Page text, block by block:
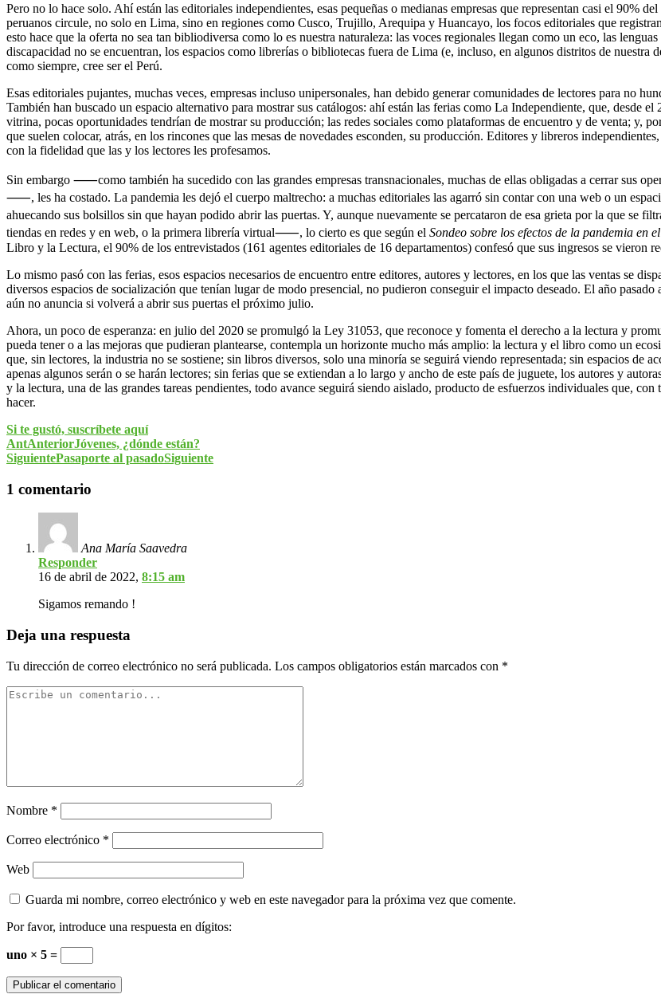
Pero no lo hace solo. Ahí están las editoriales independientes, esas pequeñas o medianas empresas que representan casi el 90%
peruanos circule, no solo en Lima, sino en regiones como Cusco, Trujillo, Arequipa y Huancayo, los focos editoriales que
esto hace que la oferta no sea tan bibliodiversa como lo es nuestra naturaleza: las voces regionales llegan como un eco, las
discapacidad no se encuentran, los espacios como librerías o bibliotecas fuera de Lima (e, incluso, en algunos distritos de nuestra
como siempre, cree ser el Perú.
Esas editoriales pujantes, muchas veces, empresas incluso unipersonales, han debido generar comunidades de lectores para no
También han buscado un espacio alternativo para mostrar sus catálogos: ahí están las ferias como La Independiente, que, desde
vitrina, pocas oportunidades tendrían de mostrar su producción; las redes sociales como plataformas de encuentro y de venta; y,
que suelen colocar, atrás, en los rincones que las mesas de novedades esconden, su producción. Editores y libreros
con la fidelidad que las y los lectores les profesamos.
Sin embargo ⸺como también ha sucedido con las grandes empresas transnacionales, muchas de ellas obligadas a cerrar sus
⸺, les ha costado. La pandemia les dejó el cuerpo maltrecho: a muchas editoriales las agarró sin contar con una web o un
ahuecando sus bolsillos sin que hayan podido abrir las puertas. Y, aunque nuevamente se percataron de esa grieta por la que
tiendas en redes y en web, o la primera librería virtual⸺, lo cierto es que según el Sondeo sobre los efectos de la pandemia en
Libro y la Lectura, el 90% de los entrevistados (161 agentes editoriales de 16 departamentos) confesó que sus ingresos se vieron
Lo mismo pasó con las ferias, esos espacios necesarios de encuentro entre editores, autores y lectores, en los que las ventas se
diversos espacios de socialización que tenían lugar de modo presencial, no pudieron conseguir el impacto deseado. El año
aún no anuncia si volverá a abrir sus puertas el próximo julio.
Ahora, un poco de esperanza: en julio del 2020 se promulgó la Ley 31053, que reconoce y fomenta el derecho a la lectura y
pueda tener o a las mejoras que pudieran plantearse, contempla un horizonte mucho más amplio: la lectura y el libro como un
que, sin lectores, la industria no se sostiene; sin libros diversos, solo una minoría se seguirá viendo representada; sin espacios de
apenas algunos serán o se harán lectores; sin ferias que se extiendan a lo largo y ancho de este país de juguete, los autores y
y la lectura, una de las grandes tareas pendientes, todo avance seguirá siendo aislado, producto de esfuerzos individuales que,
hacer.
Si te gustó, suscríbete aquí
AntAnteriorJóvenes, ¿dónde están?
SiguientePasaporte al pasadoSiguiente
1 comentario
Ana María Saavedra
Responder
16 de abril de 2022, 8:15 am
Sigamos remando !
Deja una respuesta
Tu dirección de correo electrónico no será publicada. Los campos obligatorios están marcados con *
Nombre *
Correo electrónico *
Web
Guarda mi nombre, correo electrónico y web en este navegador para la próxima vez que comente.
Por favor, introduce una respuesta en dígitos:
uno × 5 =